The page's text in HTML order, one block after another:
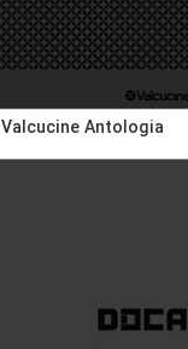
Valcucine Antologia